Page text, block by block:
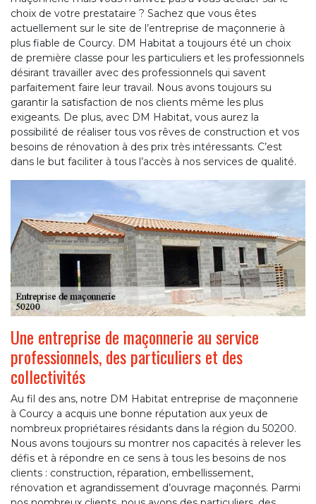
choix de votre prestataire ? Sachez que vous êtes
actuellement sur le site de l’entreprise de maçonnerie à
plus fiable de Courcy. DM Habitat a toujours été un choix
de première classe pour les particuliers et les professionnels
désirant travailler avec des professionnels qui savent
parfaitement faire leur travail. Nous avons toujours su
garantir la satisfaction de nos clients même les plus
exigeants. De plus, avec DM Habitat, vous aurez la
possibilité de réaliser tous vos rêves de construction et vos
besoins de rénovation à des prix très intéressants. C’est
dans le but faciliter à tous l’accès à nos services de qualité.
Une entreprise de maçonnerie au service
professionnels, des particuliers et des
collectivités
Au fil des ans, notre DM Habitat entreprise de maçonnerie
à Courcy a acquis une bonne réputation aux yeux de
nombreux propriétaires résidants dans la région du 50200.
Nous avons toujours su montrer nos capacités à relever les
défis et à répondre en ce sens à tous les besoins de nos
clients : construction, réparation, embellissement,
rénovation et agrandissement d’ouvrage maçonnés. Parmi